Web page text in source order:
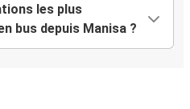
les plus
bus depuis Manisa ?